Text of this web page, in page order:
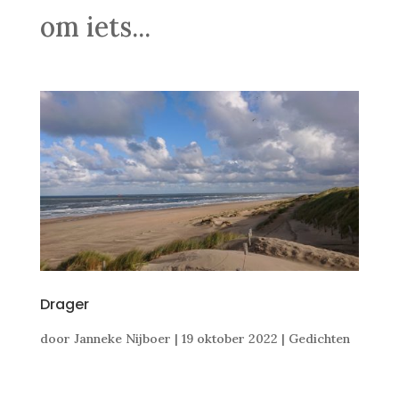
om iets...
Drager
door Janneke Nijboer | 19 oktober 2022 | Gedichten